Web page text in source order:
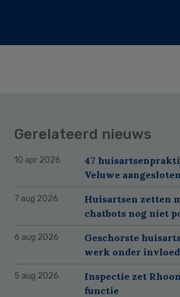
Gerelateerd nieuws
10 apr 2026
47
Veluwe
7 aug 2026
Huisartsen zetten
chatbots nog niet
6 aug 2026
Geschorste
werk onder
5 aug 2026
Inspectie zet
functie